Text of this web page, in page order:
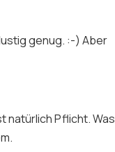
genug. :-) Aber
natürlich Pflicht. Was